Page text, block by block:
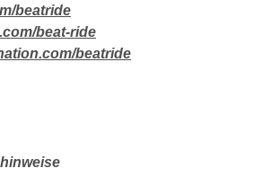
beatride
beat-ride
beatride